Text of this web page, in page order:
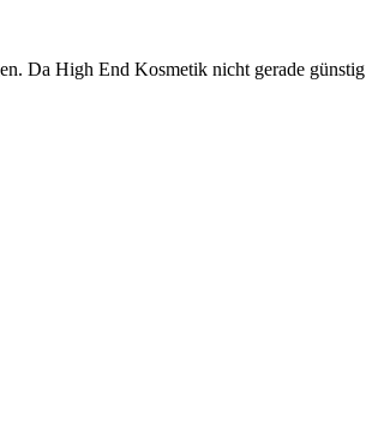
Da High End Kosmetik nicht gerade günstig